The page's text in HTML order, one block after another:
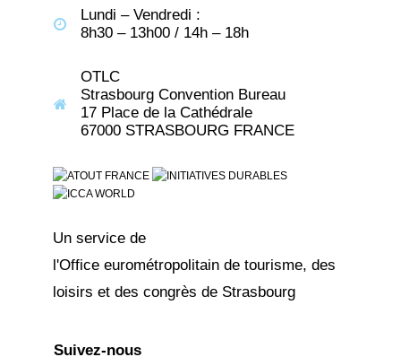
Lundi – Vendredi :
8h30 – 13h00 / 14h – 18h
OTLC
Strasbourg Convention Bureau
17 Place de la Cathédrale
67000 STRASBOURG FRANCE
Un service de
l'Office eurométropolitain de tourisme, des
loisirs et des congrès de Strasbourg
Suivez-nous